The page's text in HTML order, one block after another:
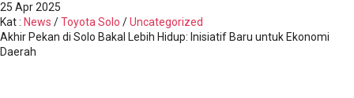
25 Apr 2025
Kat: News /Toyota Solo /Uncategorized
Akhir Pekan di Solo Bakal Lebih Hidup: Inisiatif Baru untuk Ekonomi
Daerah